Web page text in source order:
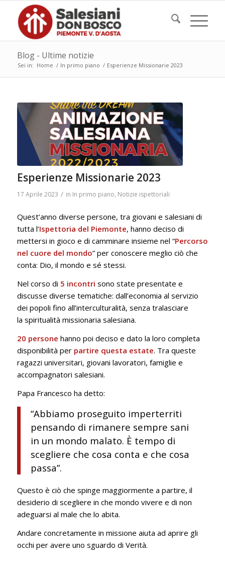
Blog - Ultime notizie
Sei in: Home / In primo piano / Esperienze Missionarie 2023
Esperienze Missionarie 2023
17 Aprile 2023 / in In primo piano, Notizie ispettoriali
Quest’anno diverse persone, tra giovani e salesiani di
tutta l’Ispettoria del Piemonte, hanno deciso di
mettersi in gioco e di camminare insieme nel “Percorso
nel cuore del mondo” per conoscere meglio ciò che
conta: Dio, il mondo e sé stessi.
Nel corso di 5 incontri sono state presentate e
discusse diverse tematiche: dall’economia al servizio
dei popoli fino all’interculturalità, senza tralasciare
la spiritualità missionaria salesiana.
20 persone hanno poi deciso e dato la loro completa
disponibilità per partire questa estate. Tra queste
ragazzi universitari, giovani lavoratori, famiglie e
accompagnatori salesiani.
Papa Francesco ha detto:
“Abbiamo proseguito imperterriti
pensando di rimanere sempre sani
in un mondo malato. È tempo di
scegliere che cosa conta e che cosa
passa”.
Questo è ciò che spinge maggiormente a partire, il
desiderio di scegliere in che mondo vivere e di non
adeguarsi al male che lo abita.
Andare concretamente in missione aiuta ad aprire gli
occhi per avere uno sguardo di Verità.